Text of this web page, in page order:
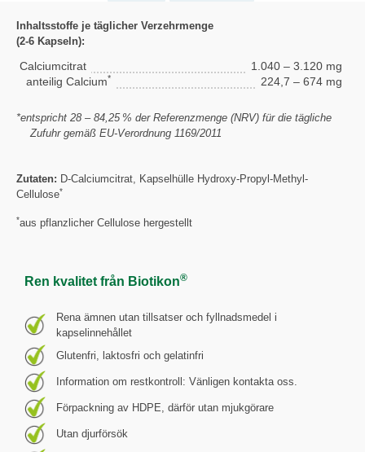
Inhaltsstoffe je täglicher Verzehrmenge
(2-6 Kapseln):
Calciumcitrat
1.040 – 3.120 mg
anteilig Calcium* 224,7 – 674 mg
*entspricht 28 – 84,25 % der Referenzmenge (NRV) für die tägliche
Zufuhr gemäß EU-Verordnung 1169/2011
Zutaten: D-Calciumcitrat, Kapselhülle Hydroxy-Propyl-Methyl-
Cellulose*
*aus pflanzlicher Cellulose hergestellt
Ren kvalitet från Biotikon®
Rena ämnen utan tillsatser och fyllnadsmedel i
kapselinnehållet
Glutenfri, laktosfri och gelatinfri
Information om restkontroll: Vänligen kontakta oss.
Förpackning av HDPE, därför utan mjukgörare
Utan djurförsök